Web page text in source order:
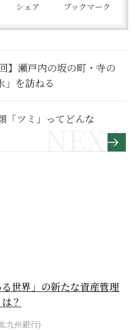
シェア ブックマーク
】瀬戸内の坂の町・寺の
を訪ねる
「ツミ」ってどんな
る世界」の新たな資産管理
？
九州銀行)